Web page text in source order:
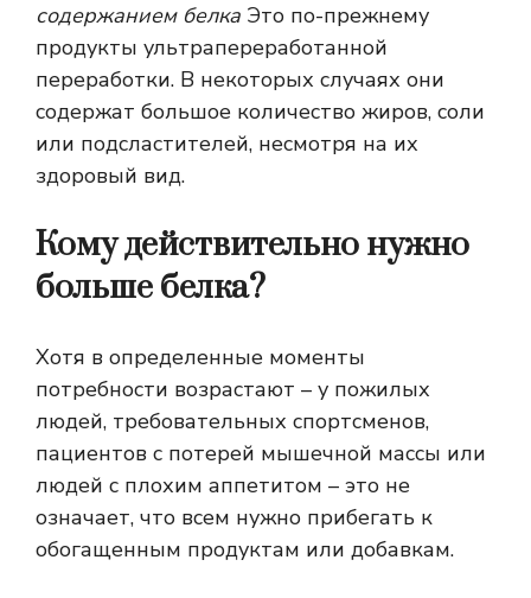
содержанием белка Это по-прежнему
продукты ультрапереработанной
переработки. В некоторых случаях они
содержат большое количество жиров, соли
или подсластителей, несмотря на их
здоровый вид.
Кому действительно нужно
больше белка?
Хотя в определенные моменты
потребности возрастают – у пожилых
людей, требовательных спортсменов,
пациентов с потерей мышечной массы или
людей с плохим аппетитом – это не
означает, что всем нужно прибегать к
обогащенным продуктам или добавкам.